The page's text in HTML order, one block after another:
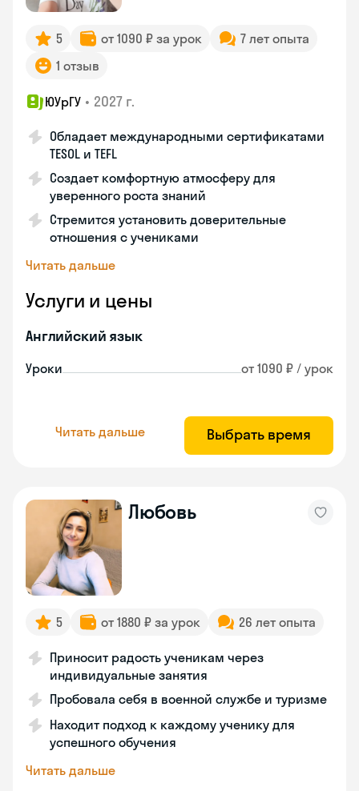
5 от 1090 ₽ за урок
7 лет опыта
1 отзыв
ЮУрГУ • 2027 г.
Обладает международными сертификатами
TESOL и TEFL
Создает комфортную атмосферу для
уверенного роста знаний
Стремится установить доверительные
отношения с учениками
Читать дальше
Услуги и цены
Английский язык
Уроки от 1090 ₽ / урок
Читать дальше Выбрать время
Любовь
5 от 1880 ₽ за урок 26 лет опыта
Приносит радость ученикам через
индивидуальные занятия
Пробовала себя в военной службе и туризме
Находит подход к каждому ученику для
успешного обучения
Читать дальше